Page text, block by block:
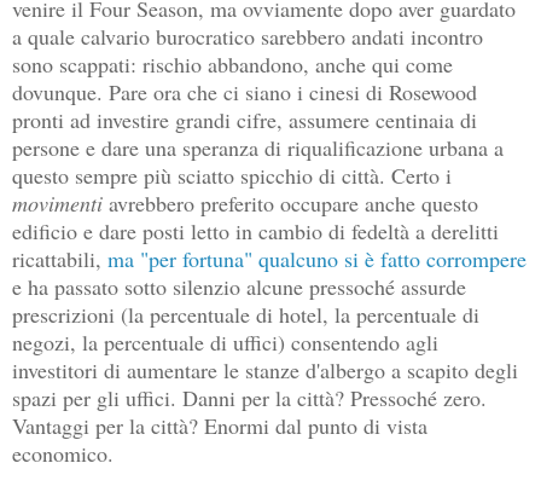
venire il Four Season, ma ovviamente dopo aver guardato
a quale calvario burocratico sarebbero andati incontro
sono scappati: rischio abbandono, anche qui come
dovunque. Pare ora che ci siano i cinesi di Rosewood
pronti ad investire grandi cifre, assumere centinaia di
persone e dare una speranza di riqualificazione urbana a
questo sempre più sciatto spicchio di città. Certo i
movimenti avrebbero preferito occupare anche questo
edificio e dare posti letto in cambio di fedeltà a derelitti
ricattabili, ma "per fortuna" qualcuno si è fatto corrompere
e ha passato sotto silenzio alcune pressoché assurde
prescrizioni (la percentuale di hotel, la percentuale di
negozi, la percentuale di uffici) consentendo agli
investitori di aumentare le stanze d'albergo a scapito degli
spazi per gli uffici. Danni per la città? Pressoché zero.
Vantaggi per la città? Enormi dal punto di vista
economico.